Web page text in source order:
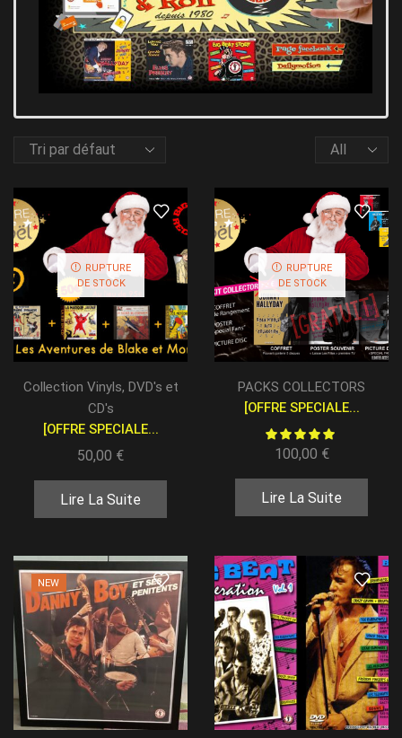
RUPTURE
DE STOCK
Collection Vinyls, DVD's et
CD's
[OFFRE SPECIALE...
50,00 €
Lire La Suite
RUPTURE
DE STOCK
PACKS COLLECTORS
[OFFRE SPECIALE...
100,00 €
Lire La Suite
NEW